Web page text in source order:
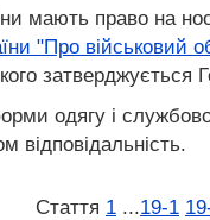
мають право на
"Про військовий
одягу і
відповідальність.
Стаття 1 ...19‑1